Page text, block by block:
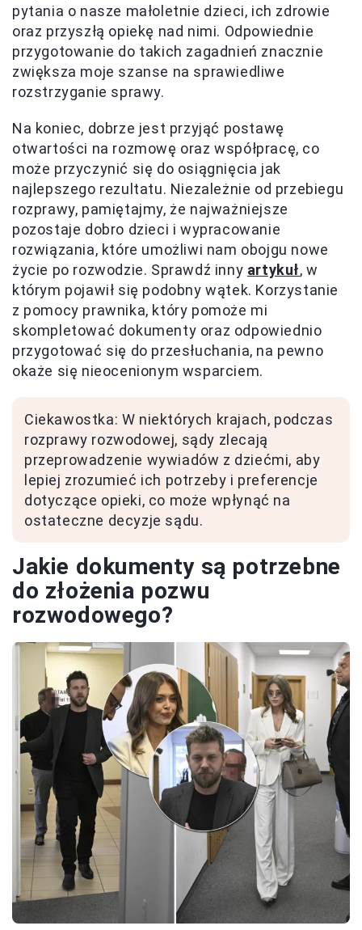
pytania o nasze małoletnie dzieci, ich zdrowie
oraz przyszłą opiekę nad nimi. Odpowiednie
przygotowanie do takich zagadnień znacznie
zwiększa moje szanse na sprawiedliwe
rozstrzyganie sprawy.
Na koniec, dobrze jest przyjąć postawę
otwartości na rozmowę oraz współpracę, co
może przyczynić się do osiągnięcia jak
najlepszego rezultatu. Niezależnie od przebiegu
rozprawy, pamiętajmy, że najważniejsze
pozostaje dobro dzieci i wypracowanie
rozwiązania, które umożliwi nam obojgu nowe
życie po rozwodzie. Sprawdź inny artykuł, w
którym pojawił się podobny wątek. Korzystanie
z pomocy prawnika, który pomoże mi
skompletować dokumenty oraz odpowiednio
przygotować się do przesłuchania, na pewno
okaże się nieocenionym wsparciem.
Ciekawostka: W niektórych krajach, podczas
rozprawy rozwodowej, sądy zlecają
przeprowadzenie wywiadów z dziećmi, aby
lepiej zrozumieć ich potrzeby i preferencje
dotyczące opieki, co może wpłynąć na
ostateczne decyzje sądu.
Jakie dokumenty są potrzebne
do złożenia pozwu
rozwodowego?